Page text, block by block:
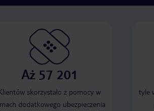
Aż 57 201
skorzystało z pomocy w
dodatkowego ubezpieczenia
tyle